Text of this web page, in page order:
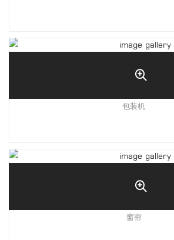
包装机
窗帘